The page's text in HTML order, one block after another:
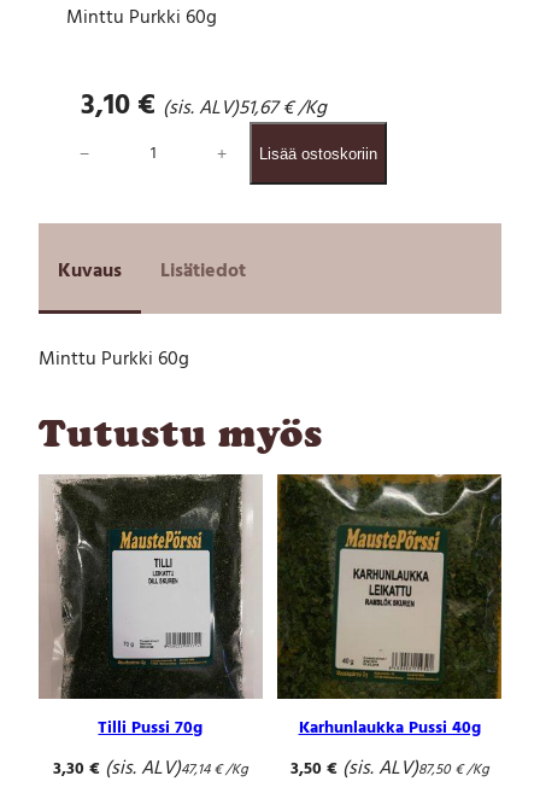
Minttu Purkki 60g
3,10€ (sis. ALV)51,67€/Kg
u
P
u
k
6
g
m
ä
ä
r
ä
− + Lisää ostoskoriin
Kuvaus Lisätiedot
Minttu Purkki 60g
Tutustu myös
Tilli Pussi 70g
3,30€ (sis. ALV)47,14€/Kg
Karhunlaukka Pussi 40g
3,50€ (sis. ALV)87,50€/Kg